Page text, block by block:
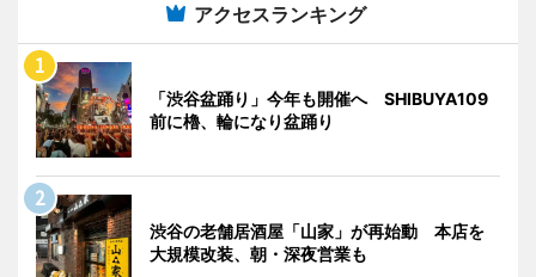
アクセスランキング
「渋谷盆踊り」今年も開催へ SHIBUYA109
前に櫓、輪になり盆踊り
渋谷の老舗居酒屋「山家」が再始動 本店を
大規模改装、朝・深夜営業も